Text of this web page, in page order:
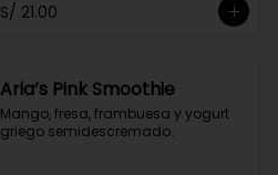
S/ 21.00
Aria’s Pink Smoothie
Mango, fresa, frambuesa y yogurt
griego semidescremado.